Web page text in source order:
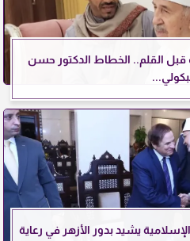
القلم.. الخطاط الدكتور حسن
يشيد بدور الأزهر في رعاية